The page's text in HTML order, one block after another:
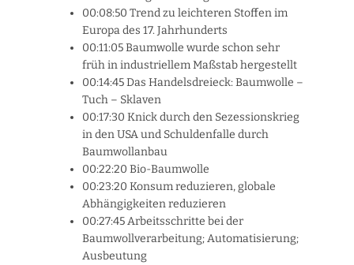
00:08:50 Trend zu leichteren Stoffen im
Europa des 17. Jahrhunderts
00:11:05 Baumwolle wurde schon sehr
früh in industriellem Maßstab hergestellt
00:14:45 Das Handelsdreieck: Baumwolle –
Tuch – Sklaven
00:17:30 Knick durch den Sezessionskrieg
in den USA und Schuldenfalle durch
Baumwollanbau
00:22:20 Bio-Baumwolle
00:23:20 Konsum reduzieren, globale
Abhängigkeiten reduzieren
00:27:45 Arbeitsschritte bei der
Baumwollverarbeitung; Automatisierung;
Ausbeutung